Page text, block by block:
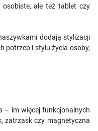
osobiste, ale też tablet czy
dodają stylizacji
potrzeb i stylu życia osoby,
– im więcej funkcjonalnych
zatrzask czy magnetyczna